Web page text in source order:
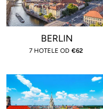
BERLIN
7 HOTELE OD €62